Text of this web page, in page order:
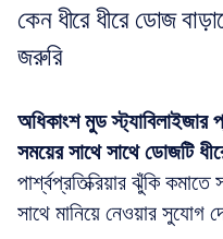
কেন ধীরে ধীরে ডোজ
জরুরি
অধিকাংশ মুড
সময়ের সাথে সাথে ডোজটি
পার্শ্বপ্রতিক্রিয়ার ঝুঁকি
সাথে মানিয়ে নেওয়ার সুযোগ